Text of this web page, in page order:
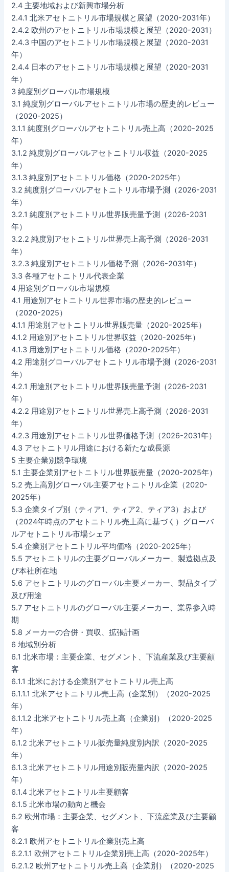
2.4 主要地域および新興市場分析
2.4.1 北米アセトニトリル市場規模と展望（2020-2031年）
2.4.2 欧州のアセトニトリル市場規模と展望（2020-2031）
2.4.3 中国のアセトニトリル市場規模と展望（2020-2031
年）
2.4.4 日本のアセトニトリル市場規模と展望（2020-2031
年）
3 純度別グローバル市場規模
3.1 純度別グローバルアセトニトリル市場の歴史的レビュー
（2020-2025）
3.1.1 純度別グローバルアセトニトリル売上高（2020-2025
年）
3.1.2 純度別グローバルアセトニトリル収益（2020-2025
年）
3.1.3 純度別アセトニトリル価格（2020-2025年）
3.2 純度別グローバルアセトニトリル市場予測（2026-2031
年）
3.2.1 純度別アセトニトリル世界販売量予測（2026-2031
年）
3.2.2 純度別アセトニトリル世界売上高予測（2026-2031
年）
3.2.3 純度別アセトニトリル価格予測（2026-2031年）
3.3 各種アセトニトリル代表企業
4 用途別グローバル市場規模
4.1 用途別アセトニトリル世界市場の歴史的レビュー
（2020-2025）
4.1.1 用途別アセトニトリル世界販売量（2020-2025年）
4.1.2 用途別アセトニトリル世界収益（2020-2025年）
4.1.3 用途別アセトニトリル価格（2020-2025年）
4.2 用途別グローバルアセトニトリル市場予測（2026-2031
年）
4.2.1 用途別アセトニトリル世界販売量予測（2026-2031
年）
4.2.2 用途別アセトニトリル世界売上高予測（2026-2031
年）
4.2.3 用途別アセトニトリル世界価格予測（2026-2031年）
4.3 アセトニトリル用途における新たな成長源
5 主要企業別競争環境
5.1 主要企業別アセトニトリル世界販売量（2020-2025年）
5.2 売上高別グローバル主要アセトニトリル企業（2020-
2025年）
5.3 企業タイプ別（ティア1、ティア2、ティア3）および
（2024年時点のアセトニトリル売上高に基づく）グローバ
ルアセトニトリル市場シェア
5.4 企業別アセトニトリル平均価格（2020-2025年）
5.5 アセトニトリルの主要グローバルメーカー、製造拠点及
び本社所在地
5.6 アセトニトリルのグローバル主要メーカー、製品タイプ
及び用途
5.7 アセトニトリルのグローバル主要メーカー、業界参入時
期
5.8 メーカーの合併・買収、拡張計画
6 地域別分析
6.1 北米市場：主要企業、セグメント、下流産業及び主要顧
客
6.1.1 北米における企業別アセトニトリル売上高
6.1.1.1 北米アセトニトリル売上高（企業別）（2020-2025
年）
6.1.1.2 北米アセトニトリル売上高（企業別）（2020-2025
年）
6.1.2 北米アセトニトリル販売量純度別内訳（2020-2025
年）
6.1.3 北米アセトニトリル用途別販売量内訳（2020-2025
年）
6.1.4 北米アセトニトリル主要顧客
6.1.5 北米市場の動向と機会
6.2 欧州市場：主要企業、セグメント、下流産業及び主要顧
客
6.2.1 欧州アセトニトリル企業別売上高
6.2.1.1 欧州アセトニトリル企業別売上高（2020-2025年）
6.2.1.2 欧州アセトニトリル売上高（企業別）（2020-2025